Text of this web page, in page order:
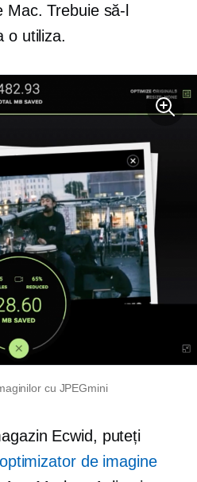
Mac. Trebuie să-l
o utiliza.
cu JPEGmini
Ecwid, puteți
de imagine